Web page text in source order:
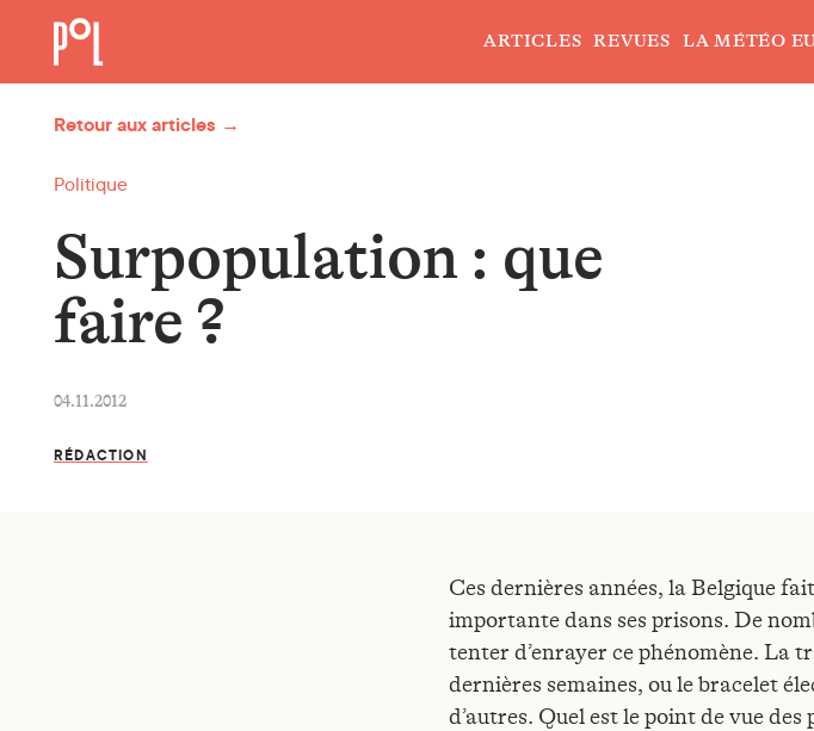
ARTICLES REVUES LA MÉTÉO
Retour aux articles →
Politique
Surpopulation : que
faire ?
04.11.2012
RÉDACTION
Ces dernières années, la Belgique
importante dans ses prisons. De
tenter d’enrayer ce phénomène. La
dernières semaines, ou le bracelet
d’autres. Quel est le point de vue